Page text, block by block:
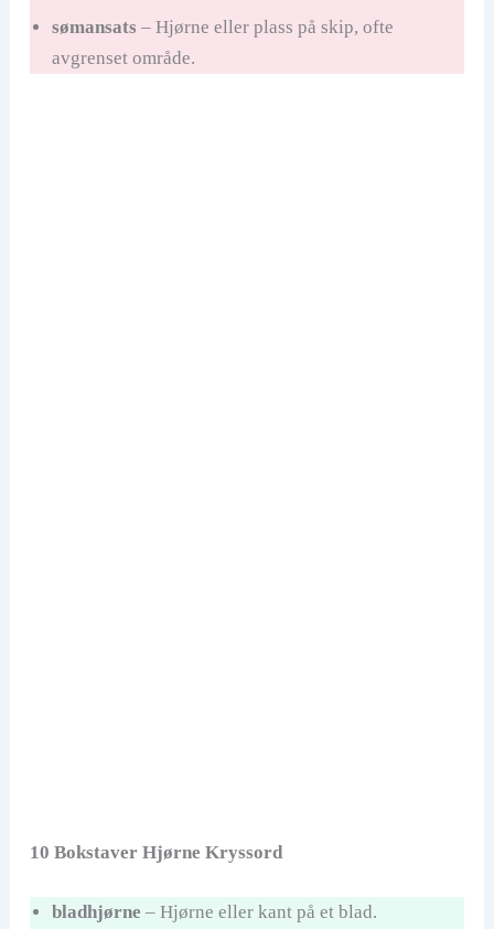
sømansats – Hjørne eller plass på skip, ofte
avgrenset område.
10 Bokstaver Hjørne Kryssord
bladhjørne – Hjørne eller kant på et blad.